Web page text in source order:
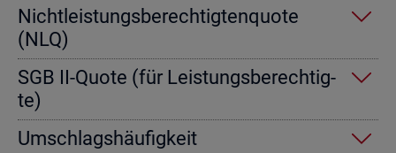
Nicht­leis­tungs­be­rech­tig­ten­quo­te
(NLQ)
SGB II-Quote (für Leis­tungs­be­rech­tig­
te)
Um­schlags­häu­fig­keit